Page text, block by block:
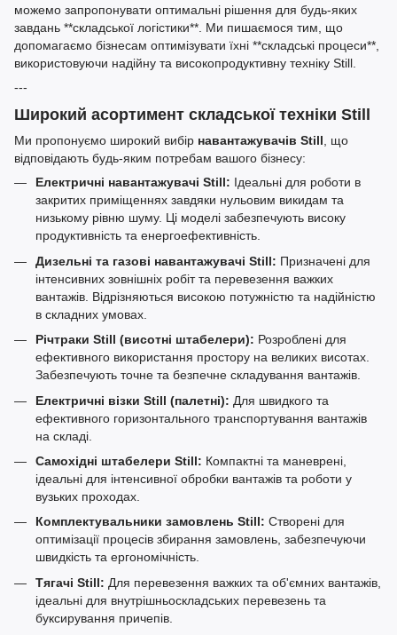
можемо запропонувати оптимальні рішення для будь-яких
завдань **складської логістики**. Ми пишаємося тим, що
допомагаємо бізнесам оптимізувати їхні **складські процеси**,
використовуючи надійну та високопродуктивну техніку Still.
---
Широкий асортимент складської техніки Still
Ми пропонуємо широкий вибір навантажувачів Still, що
відповідають будь-яким потребам вашого бізнесу:
Електричні навантажувачі Still: Ідеальні для роботи в
закритих приміщеннях завдяки нульовим викидам та
низькому рівню шуму. Ці моделі забезпечують високу
продуктивність та енергоефективність.
Дизельні та газові навантажувачі Still: Призначені для
інтенсивних зовнішніх робіт та перевезення важких
вантажів. Відрізняються високою потужністю та надійністю
в складних умовах.
Річтраки Still (висотні штабелери): Розроблені для
ефективного використання простору на великих висотах.
Забезпечують точне та безпечне складування вантажів.
Електричні візки Still (палетні): Для швидкого та
ефективного горизонтального транспортування вантажів
на складі.
Самохідні штабелери Still: Компактні та маневрені,
ідеальні для інтенсивної обробки вантажів та роботи у
вузьких проходах.
Комплектувальники замовлень Still: Створені для
оптимізації процесів збирання замовлень, забезпечуючи
швидкість та ергономічність.
Тягачі Still: Для перевезення важких та об'ємних вантажів,
ідеальні для внутрішньоскладських перевезень та
буксирування причепів.